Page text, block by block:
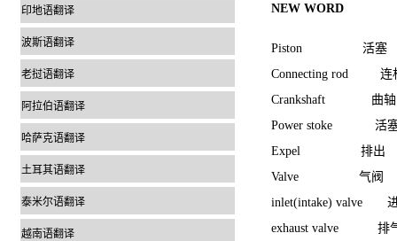
印地语翻译
波斯语翻译
老挝语翻译
阿拉伯语翻译
哈萨克语翻译
土耳其语翻译
泰米尔语翻译
越南语翻译
NEW WORD
Piston 活塞
Connecting rod 连
Crankshaft 曲轴
Power stoke 活塞
Expel 排出
Valve 气阀
inlet(intake) valve
exhaust valve 排